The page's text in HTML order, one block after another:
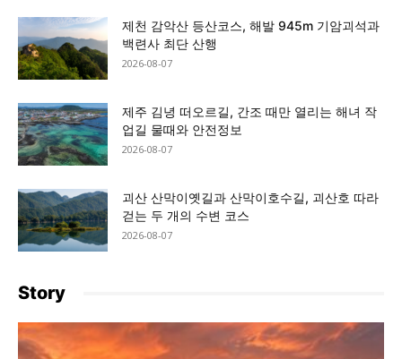
제천 감악산 등산코스, 해발 945m 기암괴석과
백련사 최단 산행
2026-08-07
제주 김녕 떠오르길, 간조 때만 열리는 해녀 작
업길 물때와 안전정보
2026-08-07
괴산 산막이옛길과 산막이호수길, 괴산호 따라
걷는 두 개의 수변 코스
2026-08-07
Story